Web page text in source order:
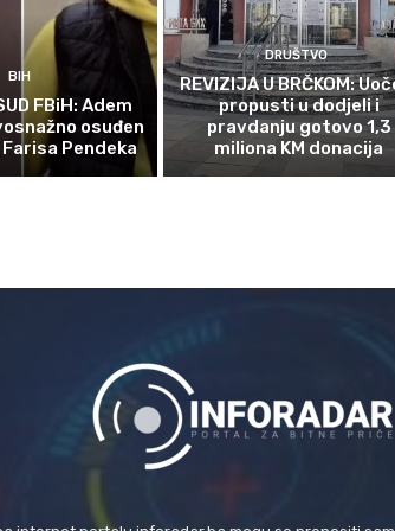
BIH
FBiH: Adem
osuđen
Pendeka
DRUŠTVO
REVIZIJA U BRČKOM:
propusti u dodjeli i
pravdanju gotovo 1,3
miliona KM donacija